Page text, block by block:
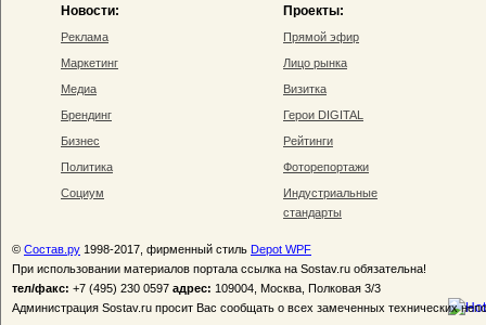
Новости:
Реклама
Маркетинг
Медиа
Брендинг
Бизнес
Политика
Социум
Проекты:
Прямой эфир
Лицо рынка
Визитка
Герои DIGITAL
Рейтинги
Фоторепортажи
Индустриальные
стандарты
© Состав.ру 1998-2017, фирменный стиль Depot WPF
При использовании материалов портала ссылка на Sostav.ru обязательна!
тел/факс: +7 (495) 230 0597 адрес: 109004, Москва, Полковая 3/3
Администрация Sostav.ru просит Вас сообщать о всех замеченных технических